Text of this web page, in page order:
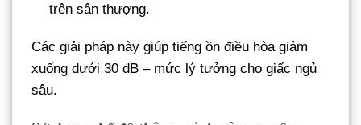
trên sân thượng.
Các giải pháp này giúp tiếng ồn điều hòa giảm
xuống dưới 30 dB – mức lý tưởng cho giấc ngủ
sâu.